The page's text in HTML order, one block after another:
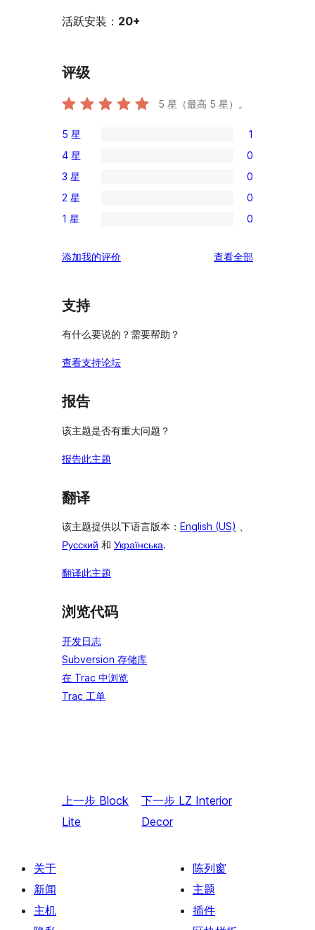
活跃安装： 20+
评级
5 星（最高 5 星）。
1
条
5
星
评
5 星 1
0
条
4
星
价
4 星 0
0
条
3
评
3 星 0
0
条
星
价
2 星 0
0
1
评
1 星 0
添加我的评价 查看全部评
支持
有什么要说的？需要帮助？
查看支持论坛
报告
该主题是否有重大问题？
报告此主题
翻译
该主题提供以下语言版本： English (US) 、
Русский 和 Українська.
翻译此主题
浏览代码
开发日志
Subversion 存储库
在 Trac 中浏览
Trac 工单
上一步 Block
Lite
下一步 LZ Interior
Decor
关于
新闻
主机
陈列窗
主题
插件